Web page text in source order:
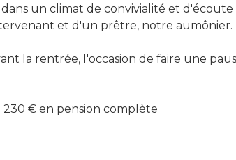
dans un climat de convivialité et d'écoute
et d'un prêtre, notre aumônier.
la rentrée, l'occasion de faire une
: 230 € en pension complète